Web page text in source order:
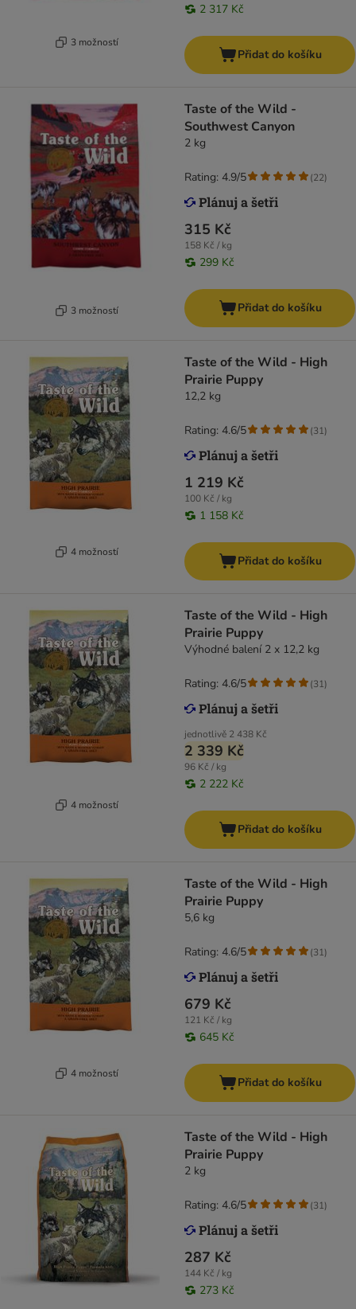
3 možností
2 317 Kč
Přidat do košíku
3 možností
Taste of the Wild -
Southwest Canyon
2 kg
315 Kč
158 Kč / kg
299 Kč
Rating: 4.9/5 (22)
Přidat do košíku
4 možností
Taste of the Wild - High
Prairie Puppy
12,2 kg
1 219 Kč
100 Kč / kg
1 158 Kč
Rating: 4.6/5 (31)
Přidat do košíku
4 možností
Taste of the Wild - High
Prairie Puppy
Výhodné balení 2 x 12,2 kg
jednotlivě 2 438 Kč
2 339 Kč
96 Kč / kg
2 222 Kč
Rating: 4.6/5 (31)
Přidat do košíku
4 možností
Taste of the Wild - High
Prairie Puppy
5,6 kg
679 Kč
121 Kč / kg
645 Kč
Rating: 4.6/5 (31)
Přidat do košíku
Taste of the Wild - High
Prairie Puppy
2 kg
287 Kč
144 Kč / kg
273 Kč
Rating: 4.6/5 (31)